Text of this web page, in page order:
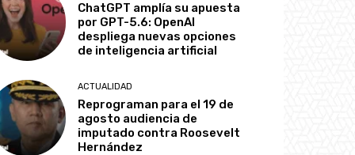
ChatGPT amplía su apuesta
por GPT-5.6: OpenAI
despliega nuevas opciones
de inteligencia artificial
ACTUALIDAD
Reprograman para el 19 de
agosto audiencia de
imputado contra Roosevelt
Hernández